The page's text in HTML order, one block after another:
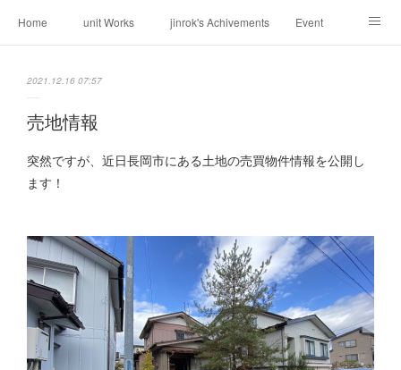
Home unit Works jinrok's Achivements Event
2021.12.16 07:57
売地情報
突然ですが、近日長岡市にある土地の売買物件情報を公開し
ます！